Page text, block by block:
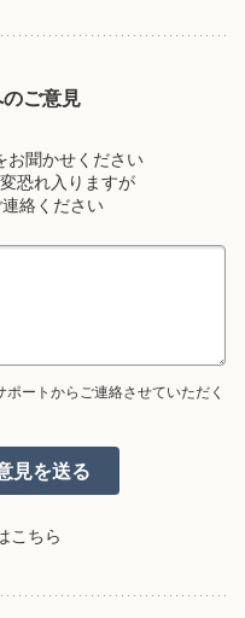
ご意見
お聞かせください
恐れ入りますが
絡ください
ートからご連絡させていただく
こちら